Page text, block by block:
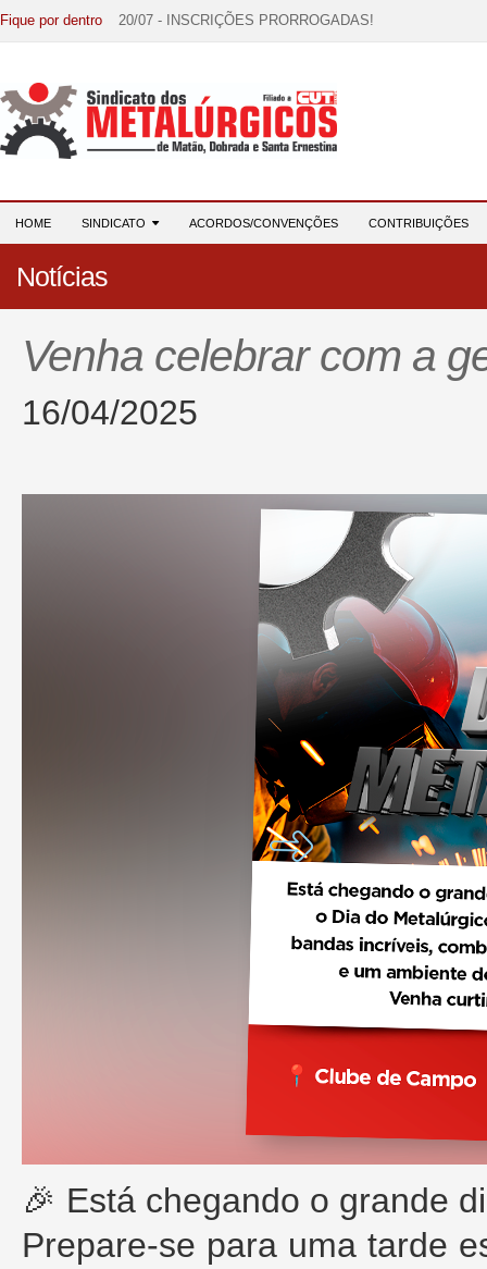
Fique por dentro 20/07 - INSCRIÇÕES PRORROGADAS!
07/07 - Increva-se! Link na descrição!
03/08 - DATA-BASE 2026: HORA DE UNIÃO E
HOME SINDICATO ACORDOS/CONVENÇÕES CONTRIBUIÇÕES
Notícias
Venha celebrar com a
16/04/2025
🎉 Está chegando o grande
Prepare-se para uma tarde